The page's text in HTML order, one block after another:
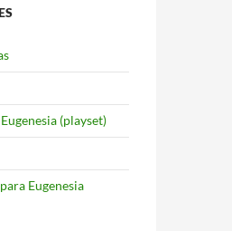
(playset)
Eugenesia